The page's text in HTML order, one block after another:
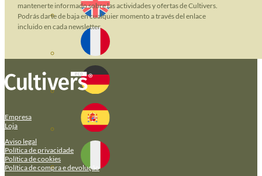
mantenerte informado sobre las actividades y ofertas de Cultivers.
Podrás darte de baja en cualquier momento a través del enlace
incluido en cada newsletter.
Empresa
Loja
Aviso legal
Política de privacidade
Política de cookies
Política de compra e devolução